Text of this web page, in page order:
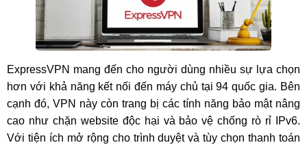
ExpressVPN mang đến cho người dùng nhiều sự lựa chọn
hơn với khả năng kết nối đến máy chủ tại 94 quốc gia. Bên
cạnh đó, VPN này còn trang bị các tính năng bảo mật nâng
cao như chặn website độc hại và bảo vệ chống rò rỉ IPv6.
Với tiện ích mở rộng cho trình duyệt và tùy chọn thanh toán